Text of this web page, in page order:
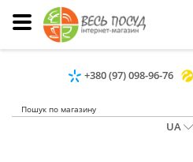
+380 (97) 098-96-76
UA